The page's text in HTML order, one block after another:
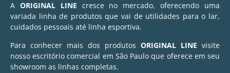
A ORIGINAL LINE cresce no mercado, oferecendo uma
variada linha de produtos que vai de utilidades para o lar,
cuidados pessoais até linha esportiva.
Para conhecer mais dos produtos ORIGINAL LINE visite
nosso escritório comercial em São Paulo que oferece em seu
showroom as linhas completas.